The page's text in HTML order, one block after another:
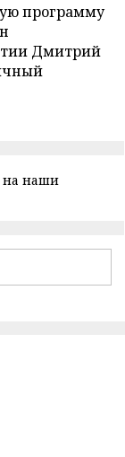
программу
Дмитрий
на наши